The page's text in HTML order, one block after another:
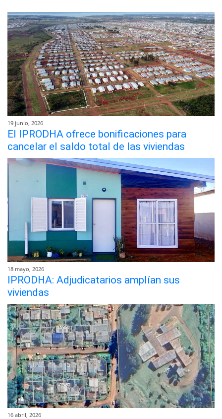
19 junio, 2026
El IPRODHA ofrece bonificaciones para
cancelar el saldo total de las viviendas
18 mayo, 2026
IPRODHA: Adjudicatarios amplían sus
viviendas
16 abril, 2026